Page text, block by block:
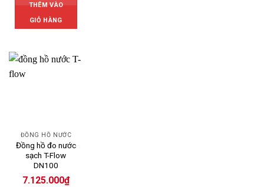
THÊM VÀO
GIỎ HÀNG
ĐỒNG HỒ NƯỚC
Đồng hồ đo nước
sạch T-Flow
DN100
7.125.000₫